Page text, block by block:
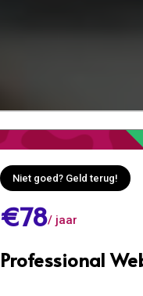
Niet goed? Geld terug!
€78/ jaar
Professional